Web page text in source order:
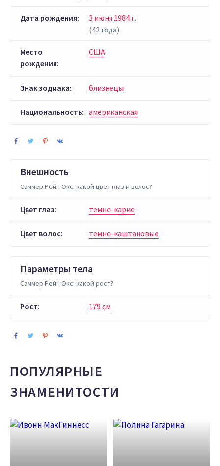
Дата рождения: 3 июня 1984 г.
(42 года)
Место
рождения:
США
Знак зодиака: близнецы
Национальность: американская
Внешность
Саммер Рейн Окс: какой цвет глаз и волос?
Цвет глаз: темно-карие
Цвет волос: темно-каштановые
Параметры тела
Саммер Рейн Окс: какой рост?
Рост: 179 см
ПОПУЛЯРНЫЕ
ЗНАМЕНИТОСТИ